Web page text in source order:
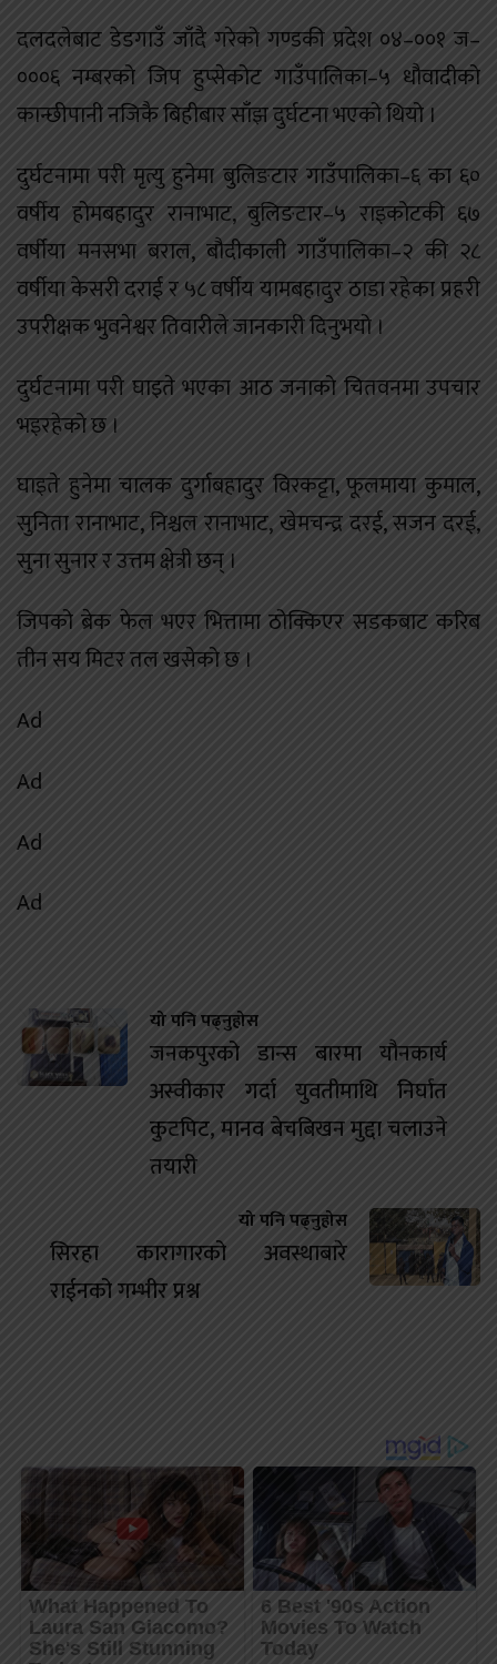
दलदलेबाट डेडगाउँ जाँदै गरेको गण्डकी प्रदेश ०४–००१ ज–
०००६ नम्बरको जिप हुप्सेकोट गाउँपालिका–५ धौवादीको
कान्छीपानी नजिकै बिहीबार साँझ दुर्घटना भएको थियो ।
दुर्घटनामा परी मृत्यु हुनेमा बुलिङटार गाउँपालिका–६ का ६०
वर्षीय होमबहादुर रानाभाट, बुलिङटार–५ राइकोटकी ६७
वर्षीया मनसभा बराल, बौदीकाली गाउँपालिका–२ की २८
वर्षीया केसरी दराई र ५८ वर्षीय यामबहादुर ठाडा रहेका प्रहरी
उपरीक्षक भुवनेश्वर तिवारीले जानकारी दिनुभयो ।
दुर्घटनामा परी घाइते भएका आठ जनाको चितवनमा उपचार
भइरहेको छ ।
घाइते हुनेमा चालक दुर्गाबहादुर विरकट्टा, फूलमाया कुमाल,
सुनिता रानाभाट, निश्चल रानाभाट, खेमचन्द्र दरई, सजन दरई,
सुना सुनार र उत्तम क्षेत्री छन् ।
जिपको ब्रेक फेल भएर भित्तामा ठोक्किएर सडकबाट करिब
तीन सय मिटर तल खसेको छ ।
Ad
Ad
Ad
Ad
यो पनि पढ्नुहोस
जनकपुरको डान्स बारमा यौनकार्य
अस्वीकार गर्दा युवतीमाथि निर्घात
कुटपिट, मानव बेचबिखन मुद्दा चलाउने
तयारी
यो पनि पढ्नुहोस
सिरहा कारागारको अवस्थाबारे
राईनको गम्भीर प्रश्न